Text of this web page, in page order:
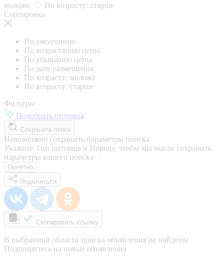
моложе
По возрасту: старше
Сортировка
По умолчанию
По возрастанию цены
По убыванию цены
По дате размещения
По возрасту: моложе
По возрасту: старше
Фильтры
Подобрать питомца
Сохранить поиск
Невозможно сохранить параметры поиска
Укажите Тип питомца и Породу, чтобы мы могли сохранить
параметры вашего поиска
Понятно
Поделиться
Скопировать ссылку
В выбранной области поиска объявления не найдены
Подпишитесь на новые объявления